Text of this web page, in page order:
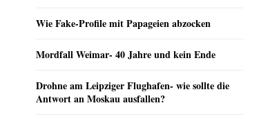
Wie Fake-Profile mit Papageien abzocken
Mordfall Weimar- 40 Jahre und kein Ende
Drohne am Leipziger Flughafen- wie sollte die
Antwort an Moskau ausfallen?